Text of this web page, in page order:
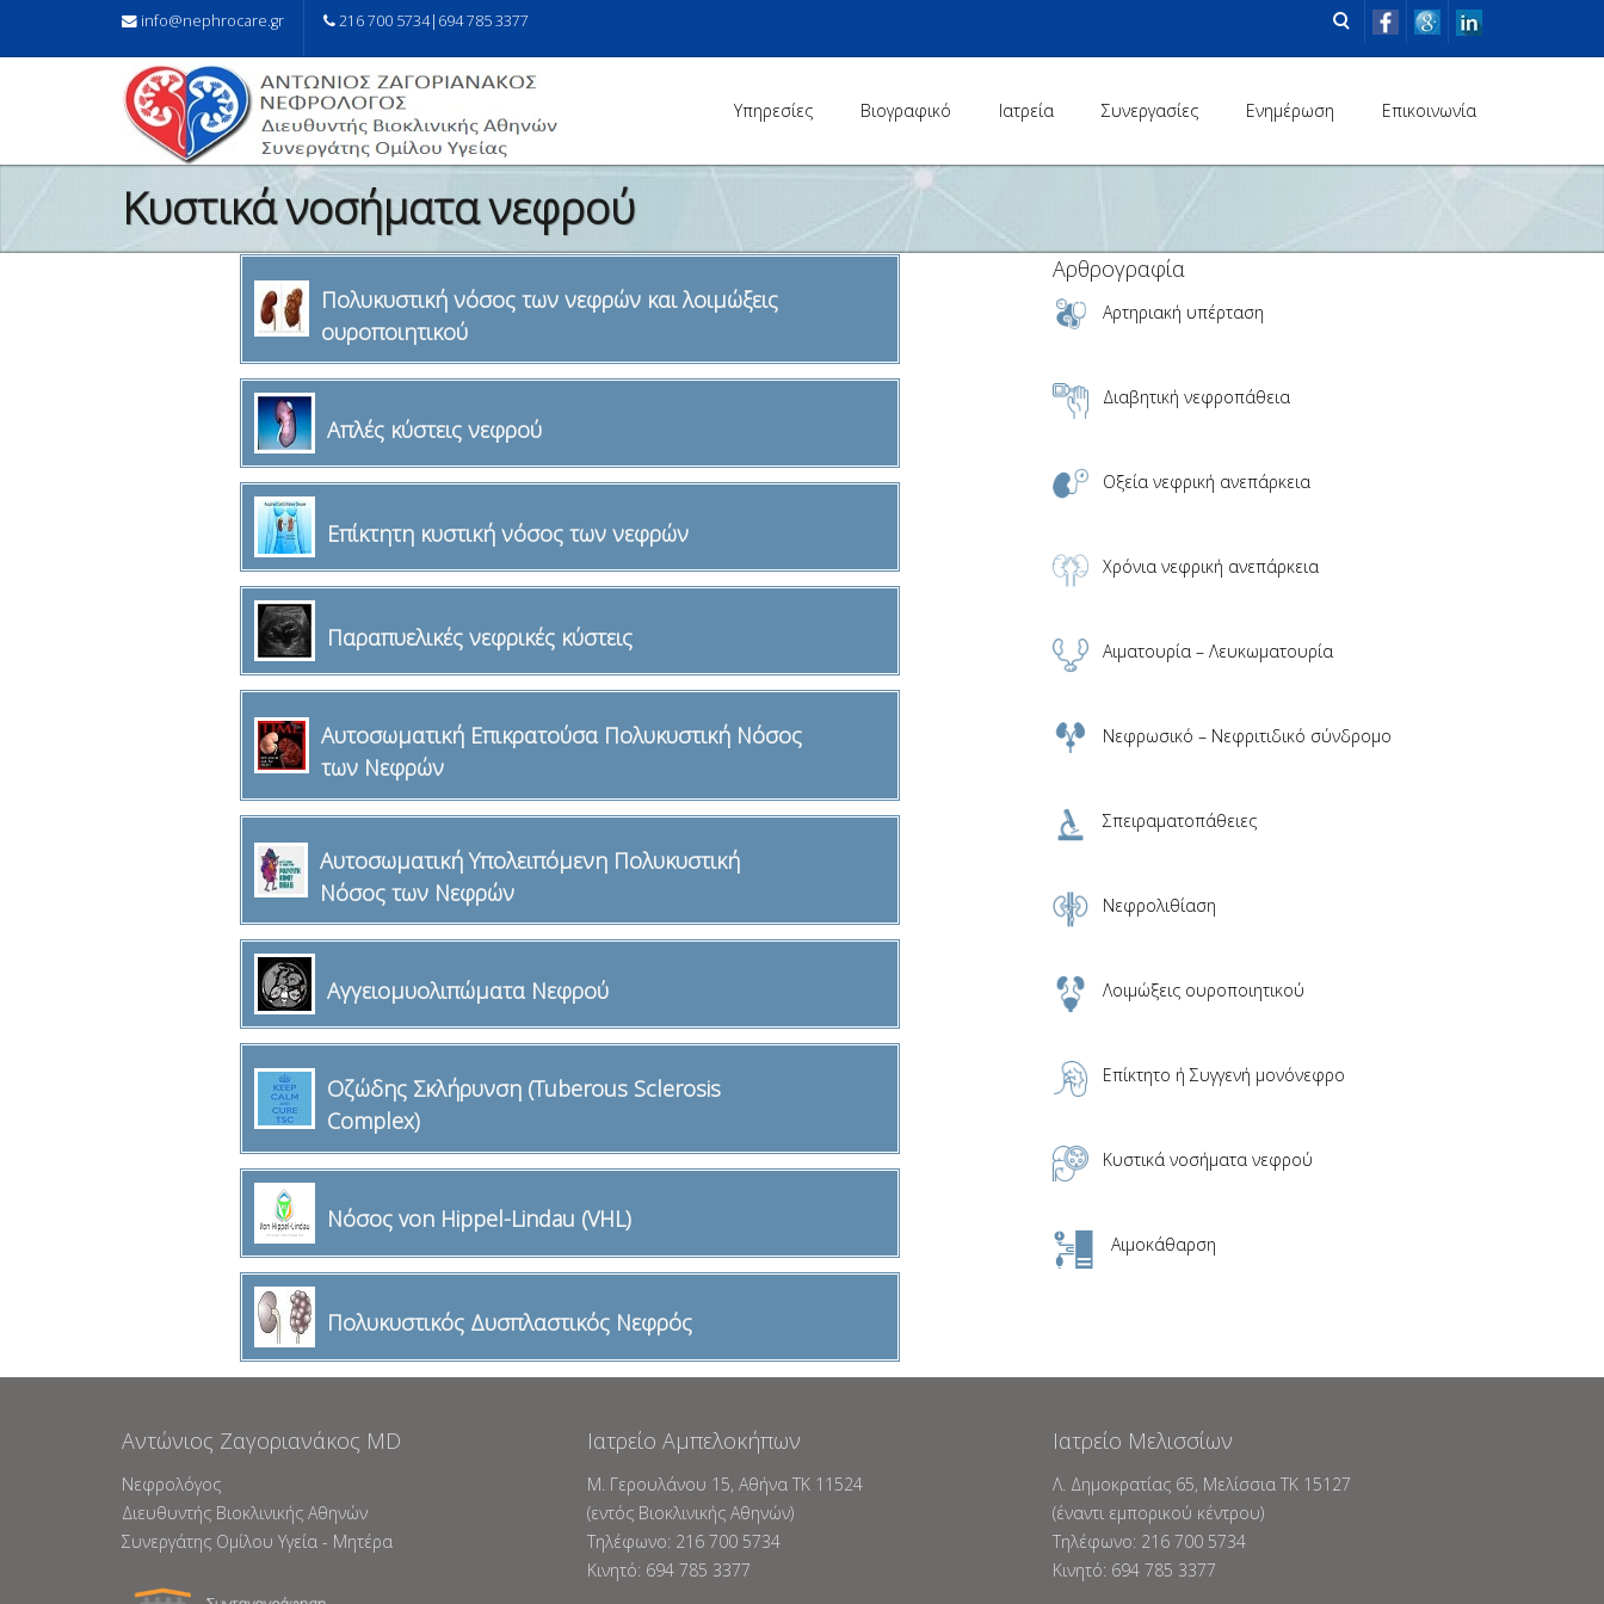
info@nephrocare.gr 216 700 5734|694 785 3377
Υπηρεσίες Βιογραφικό Ιατρεία Συνεργασίες Ενημέρωση Επικοινωνία
Κυστικά νοσήματα νεφρού
Πολυκυστική νόσος των νεφρών και λοιμώξεις
ουροποιητικού
Απλές κύστεις νεφρού
Επίκτητη κυστική νόσος των νεφρών
Παραπυελικές νεφρικές κύστεις
Αυτοσωματική Επικρατούσα Πολυκυστική Νόσος
των Νεφρών
Αυτοσωματική Υπολειπόμενη Πολυκυστική
Νόσος των Νεφρών
Αγγειομυολιπώματα Νεφρού
Οζώδης Σκλήρυνση (Tuberous Sclerosis
Complex)
Νόσος von Hippel-Lindau (VHL)
Πολυκυστικός Δυσπλαστικός Νεφρός
Αρθρογραφία
Αρτηριακή υπέρταση
Διαβητική νεφροπάθεια
Οξεία νεφρική ανεπάρκεια
Χρόνια νεφρική ανεπάρκεια
Αιματουρία – Λευκωματουρία
Νεφρωσικό – Νεφριτιδικό σύνδρομο
Σπειραματοπάθειες
Νεφρολιθίαση
Λοιμώξεις ουροποιητικού
Επίκτητο ή Συγγενή μονόνεφρο
Κυστικά νοσήματα νεφρού
Αιμοκάθαρση
Aντώνιος Ζαγοριανάκος ΜD
Νεφρολόγος
Διευθυντής Βιοκλινικής Αθηνών
Συνεργάτης Ομίλου Υγεία - Μητέρα
Ιατρείο Αμπελοκήπων
Μ. Γερουλάνου 15, Αθήνα ΤΚ 11524
(εντός Βιοκλινικής Αθηνών)
Tηλέφωνο: 216 700 5734
Κινητό: 694 785 3377
Ιατρείο Μελισσίων
Λ. Δημοκρατίας 65, Mελίσσια TK 15127
(έναντι εμπορικού κέντρου)
Tηλέφωνο: 216 700 5734
Κινητό: 694 785 3377